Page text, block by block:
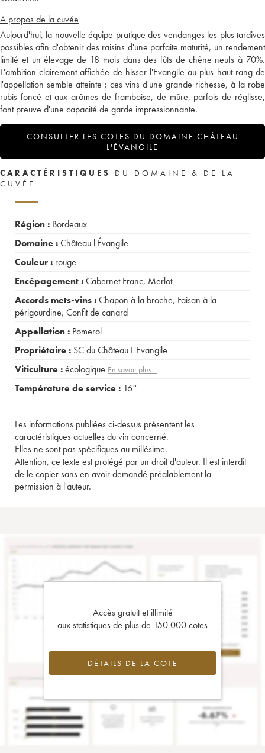
A propos de la cuvée
Aujourd'hui, la nouvelle équipe pratique des vendanges les plus tardives
possibles afin d'obtenir des raisins d'une parfaite maturité, un rendement
limité et un élevage de 18 mois dans des fûts de chêne neufs à 70%.
L'ambition clairement affichée de hisser l'Evangile au plus haut rang de
l'appellation semble atteinte : ces vins d'une grande richesse, à la robe
rubis foncé et aux arômes de framboise, de mûre, parfois de réglisse,
font preuve d'une capacité de garde impressionnante.
CONSULTER LES COTES DU DOMAINE CHÂTEAU
L'ÉVANGILE
CARACTÉRISTIQUES
DU DOMAINE & DE LA
CUVÉE
Région : Bordeaux
Domaine :Château l'Évangile
Couleur : rouge
Encépagement :Cabernet Franc, Merlot
Accords mets-vins :Chapon à la broche, Faisan à la
périgourdine, Confit de canard
Appellation : Pomerol
Propriétaire : SC du Château L'Evangile
Viticulture :écologique En savoir plus...
Température de service : 16°
Les informations publiées ci-dessus présentent les
caractéristiques actuelles du vin concerné.
Elles ne sont pas spécifiques au millésime.
Attention, ce texte est protégé par un droit d'auteur. Il est interdit
de le copier sans en avoir demandé préalablement la
permission à l'auteur.
Accès gratuit et illimité
aux statistiques de plus de 150 000 cotes
DÉTAILS DE LA COTE